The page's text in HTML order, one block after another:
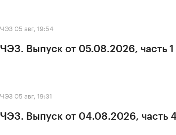
ЧЭЗ 05 авг, 19:54
ЧЭЗ. Выпуск от 05.08.2026, часть 1
ЧЭЗ 05 авг, 19:31
ЧЭЗ. Выпуск от 04.08.2026, часть